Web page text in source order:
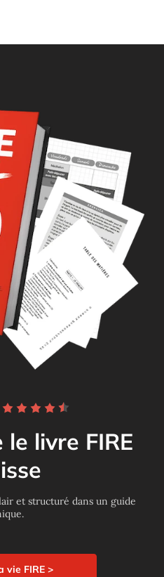
livre FIRE
et structuré dans un guide
vie FIRE >